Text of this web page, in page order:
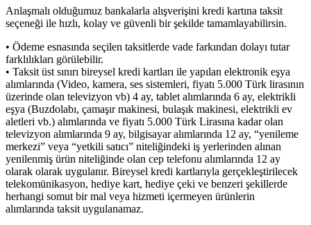
Anlaşmalı olduğumuz bankalarla alışverişini kredi kartına taksit
seçeneği ile hızlı, kolay ve güvenli bir şekilde tamamlayabilirsin.
• Ödeme esnasında seçilen taksitlerde vade farkından dolayı tutar
farklılıkları görülebilir.
• Taksit üst sınırı bireysel kredi kartları ile yapılan elektronik eşya
alımlarında (Video, kamera, ses sistemleri, fiyatı 5.000 Türk lirasının
üzerinde olan televizyon vb) 4 ay, tablet alımlarında 6 ay, elektrikli
eşya (Buzdolabı, çamaşır makinesi, bulaşık makinesi, elektrikli ev
aletleri vb.) alımlarında ve fiyatı 5.000 Türk Lirasına kadar olan
televizyon alımlarında 9 ay, bilgisayar alımlarında 12 ay, “yenileme
merkezi” veya “yetkili satıcı” niteliğindeki iş yerlerinden alınan
yenilenmiş ürün niteliğinde olan cep telefonu alımlarında 12 ay
olarak olarak uygulanır. Bireysel kredi kartlarıyla gerçekleştirilecek
telekomünikasyon, hediye kart, hediye çeki ve benzeri şekillerde
herhangi somut bir mal veya hizmeti içermeyen ürünlerin
alımlarında taksit uygulanamaz.